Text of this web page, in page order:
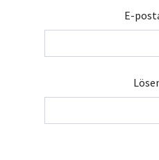
E-